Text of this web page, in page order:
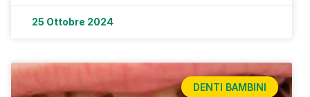
25 Ottobre 2024
DENTI BAMBINI